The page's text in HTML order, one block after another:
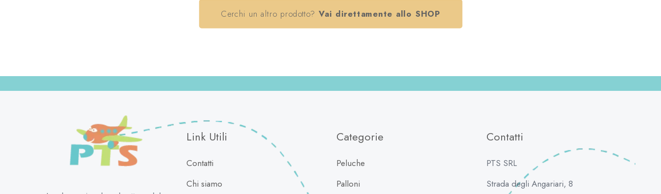
Cerchi un altro prodotto? Vai direttamente allo SHOP
Link Utili
Contatti
Chi siamo
Categorie
Peluche
Palloni
Contatti
PTS SRL
Strada degli Angariari, 8